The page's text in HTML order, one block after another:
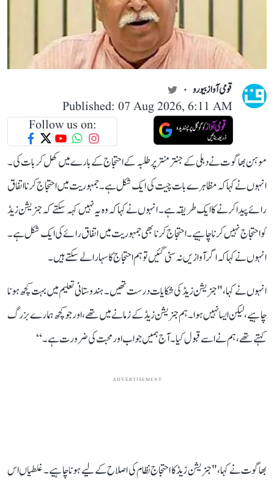
قومی آواز بیورو
Published: 07 Aug 2026, 6:11 AM
Follow us on:
موہن بھاگوت نے دہلی کے جنتر منتر پر طلبہ کے احتجاج کے بارے میں کھل کر بات کی۔
انہوں نے کہا کہ مظاہرے بات چیت کی ایک شکل ہے۔ جمہوریت میں احتجاج کرنا اتفاق
رائے پیدا کرنے کا ایک طریقہ ہے۔ انہوں نے کہا کہ وہ یہ نہیں کہہ سکتے کہ جنریشن زیڈ
کو احتجاج نہیں کرنا چاہیے۔احتجاج کرنا بھی جمہوریت میں اتفاق رائے کی ایک شکل ہے۔
انہو ں نے کہا کہ اگر آوازیں نہ سنی گئیں تو ہم احتجاج کا سہارا لے سکتے ہیں۔
انہوں نے کہا، " جنریشن زیڈ کی شکایات درست تھیں۔ ہندوستانی تعلیم میں بہت کچھ ہونا
چاہیے، لیکن ایسا نہیں ہوا۔ ہم جنریشن زیڈ کے زمانے میں تھے، اور جو کچھ ہمارے بزرگ
کہتے تھے، ہم نےاسے قبول کیا۔ آج ہمیں جواب اور محبت کی ضرورت ہے۔‘‘
ADVERTISEMENT
بھاگوت نے کہا، " جنریشن زیڈ کا احتجاج نظام کی اصلاح کے لیے ہونا چاہیے۔ غلطیاں اس